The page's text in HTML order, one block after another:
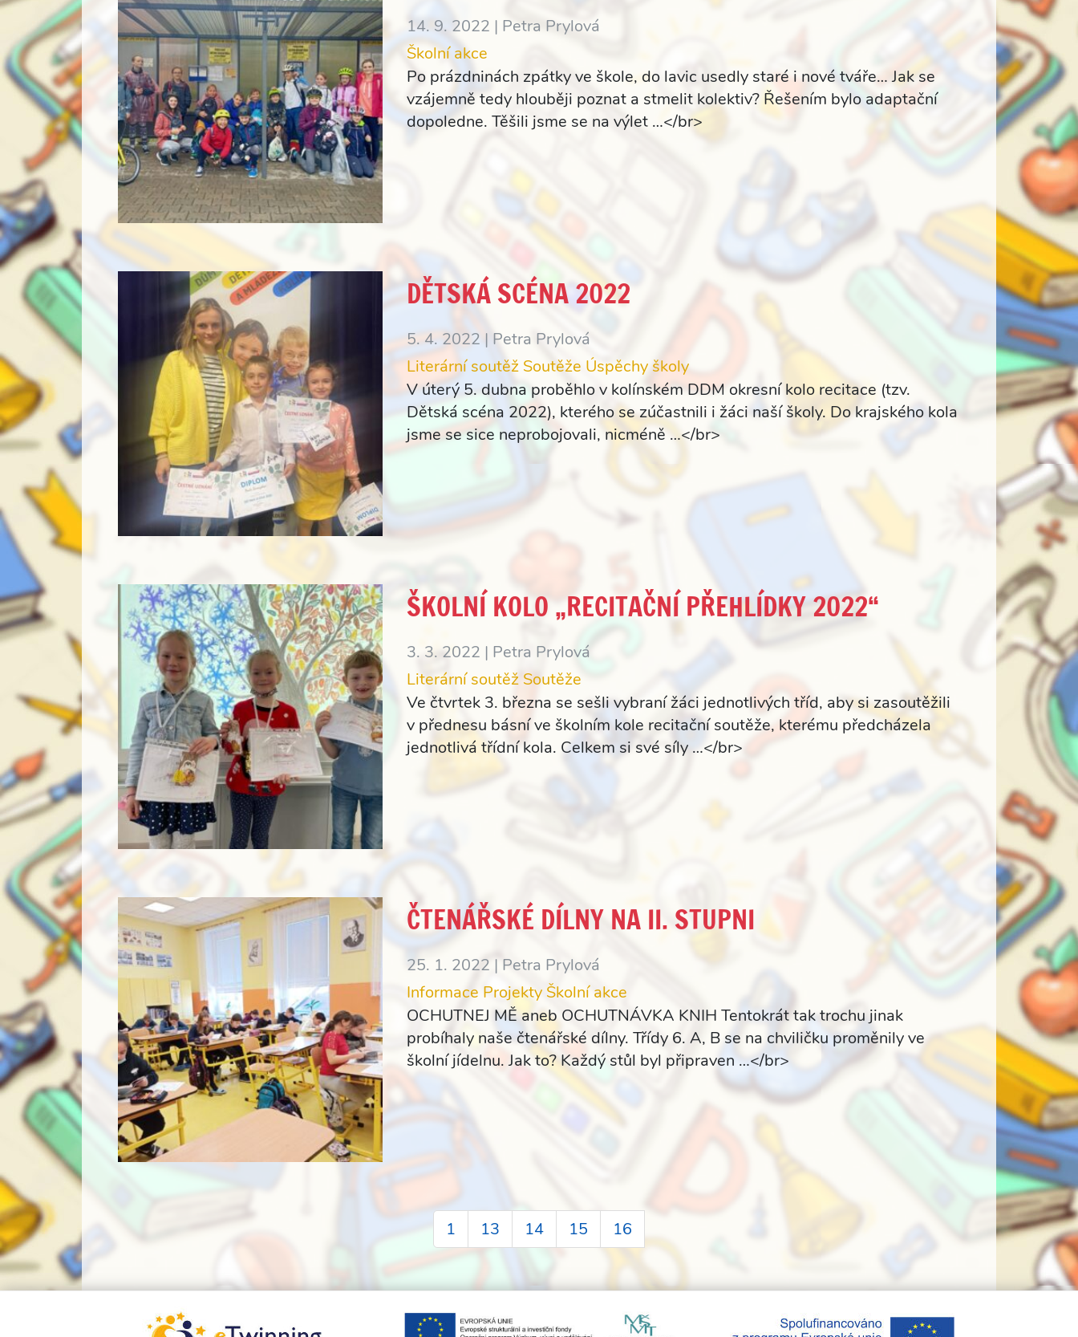
14. 9. 2022 | Petra Prylová
Školní akce
Po prázdninách zpátky ve škole, do lavic usedly staré i nové tváře… Jak se
vzájemně tedy hlouběji poznat a stmelit kolektiv? Řešením bylo adaptační
dopoledne. Těšili jsme se na výlet …</br>
DĚTSKÁ SCÉNA 2022
5. 4. 2022 | Petra Prylová
Literární soutěž Soutěže Úspěchy školy
V úterý 5. dubna proběhlo v kolínském DDM okresní kolo recitace (tzv.
Dětská scéna 2022), kterého se zúčastnili i žáci naší školy. Do krajského kola
jsme se sice neprobojovali, nicméně …</br>
ŠKOLNÍ KOLO „RECITAČNÍ PŘEHLÍDKY 2022“
3. 3. 2022 | Petra Prylová
Literární soutěž Soutěže
Ve čtvrtek 3. března se sešli vybraní žáci jednotlivých tříd, aby si zasoutěžili
v přednesu básní ve školním kole recitační soutěže, kterému předcházela
jednotlivá třídní kola. Celkem si své síly …</br>
ČTENÁŘSKÉ DÍLNY NA II. STUPNI
25. 1. 2022 | Petra Prylová
Informace Projekty Školní akce
OCHUTNEJ MĚ aneb OCHUTNÁVKA KNIH Tentokrát tak trochu jinak
probíhaly naše čtenářské dílny. Třídy 6. A, B se na chviličku proměnily ve
školní jídelnu. Jak to? Každý stůl byl připraven …</br>
1 13 14 15 16